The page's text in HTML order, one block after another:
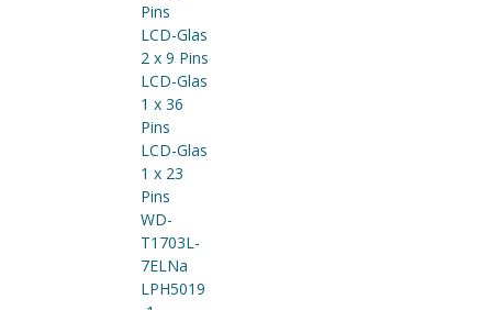
Pins
LCD-Glas
2 x 9 Pins
LCD-Glas
1 x 36
Pins
LCD-Glas
1 x 23
Pins
WD-
T1703L-
7ELNa
LPH5019